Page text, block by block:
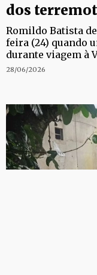
dos
Romildo Batista
feira (24) quando
durante viagem à
28/06/2026